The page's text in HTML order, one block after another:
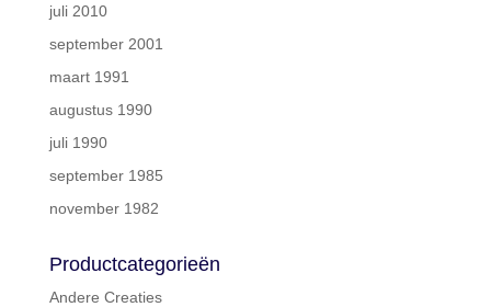
juli 2010
september 2001
maart 1991
augustus 1990
juli 1990
september 1985
november 1982
Productcategorieën
Andere Creaties